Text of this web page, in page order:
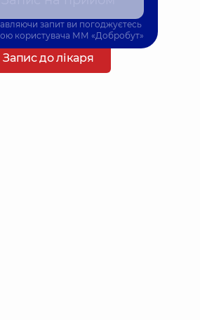
час прийому: 20.08.2026 14:00
Запис до лікаря
запит ви погоджуєтесь
користувача ММ «Добробут»